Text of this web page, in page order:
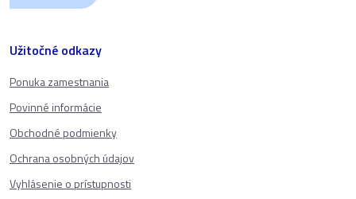
Užitočné odkazy
Ponuka zamestnania
Povinné informácie
Obchodné podmienky
Ochrana osobných údajov
Vyhlásenie o prístupnosti